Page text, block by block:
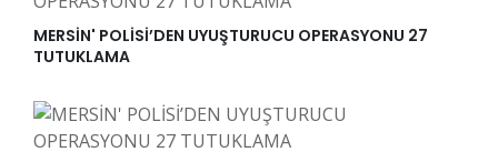
MERSİN' POLİSİ’DEN UYUŞTURUCU OPERASYONU 27
TUTUKLAMA